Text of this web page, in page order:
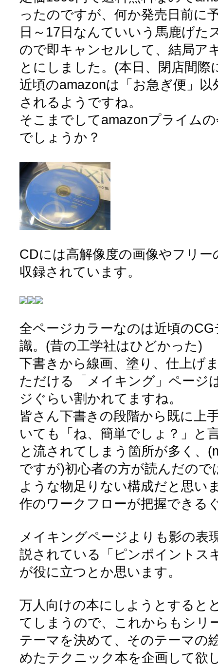
ったのですが、何か発売日前に
日～17日なんていいう馬鹿げた
ので即キャンセルして、結局ア
とにしました。(本日、閉店間際
近頃のamazonは「お急ぎ便」
されるようですね。
そこまでしてamazonプライム
でしょうか？
CDには高解像度の画像やフリ
収録されています。
全ページカラーなのは近頃の
識。(昔の工学社はひどかった)
下書きから線画、塗り、仕上げ
ただける「メイキング」ページ
ジぐらい割かれてますね。
皆さん下書きの段階から既に上
いても「ね、簡単でしょ？」と
と流されてしまう箇所が多く、
ですが)初心者の方が読んだの
ような物足りない構成だと思い
作のワークフローが把握できる
メイキングページよりも影の表
説されている「ピンポイントス
が役に立つとか思います。
万人向けの本にしようとすると
てしまうので、これからもシリ
テーマを決めて、そのテーマの
めたテクニック本を企画して欲